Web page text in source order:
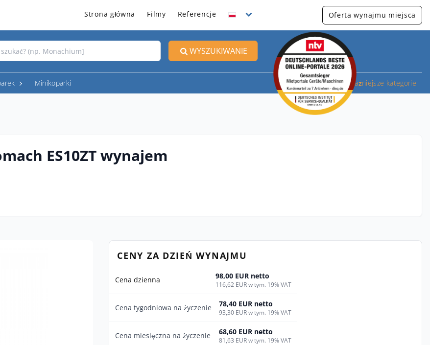
Strona główna Filmy Referencje Oferta wynajmu miejsca
WYSZUKIWANIE
Minikoparki Najważniejsze kategorie
ES10ZT wynajem
CENY ZA DZIEŃ WYNAJMU
Cena dzienna 98,00 EUR netto
116,62 EUR w tym. 19% VAT
Cena tygodniowa na życzenie 78,40 EUR netto
93,30 EUR w tym. 19% VAT
Cena miesięczna na życzenie 68,60 EUR netto
81,63 EUR w tym. 19% VAT